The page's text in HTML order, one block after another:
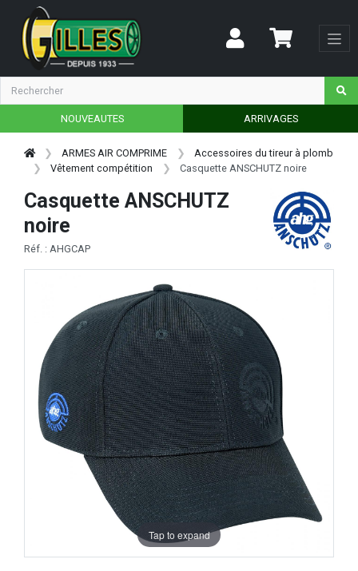
NOUVEAUTES ARRIVAGES
ARMES AIR COMPRIME
Accessoires du tireur à plomb
Vêtement compétition
Casquette ANSCHUTZ noire
Casquette ANSCHUTZ
noire
Réf. : AHGCAP
Tap to expand